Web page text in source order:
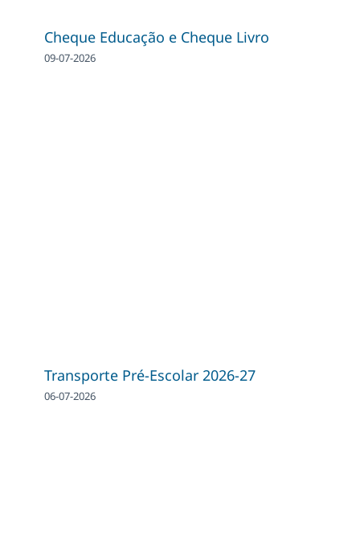
Cheque Educação e Cheque Livro
09-07-2026
Transporte Pré-Escolar 2026-27
06-07-2026